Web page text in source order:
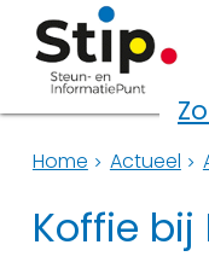
Home Actueel
Koffie bij